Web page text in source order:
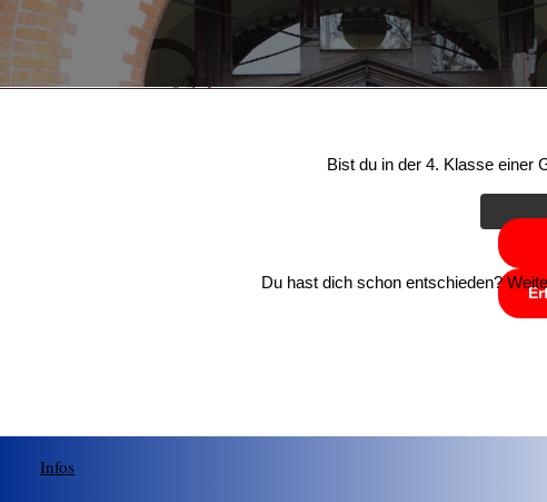
Bist du in der 4. Klasse einer
Du hast dich schon entschieden?
Infos